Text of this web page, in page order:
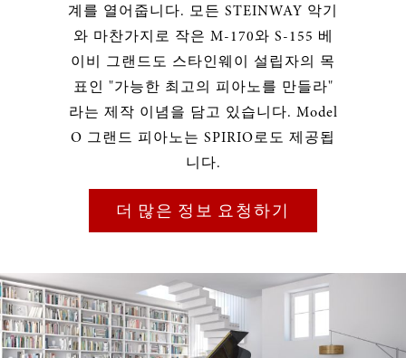
계를 열어줍니다. 모든 STEINWAY 악기
와 마찬가지로 작은 M-170와 S-155 베
이비 그랜드도 스타인웨이 설립자의 목
표인 "가능한 최고의 피아노를 만들라"
라는 제작 이념을 담고 있습니다. Model
O 그랜드 피아노는 SPIRIO로도 제공됩
니다.
더 많은 정보 요청하기